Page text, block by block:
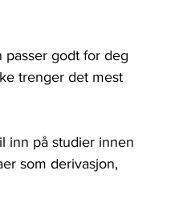
passer godt for deg
trenger det mest
inn på studier innen
som derivasjon,